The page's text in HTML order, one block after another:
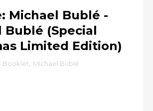
Michael Bublé -
Bublé (Special
Limited Edition)
Booklet Michael Bublé